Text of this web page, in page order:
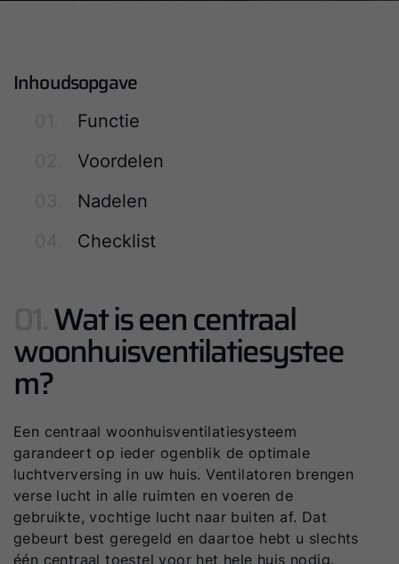
Inhoudsopgave
Functie
Voordelen
Nadelen
Checklist
Wat is een centraal
woonhuisventilatiesystee
m?
Een centraal woonhuisventilatiesysteem
garandeert op ieder ogenblik de optimale
luchtverversing in uw huis. Ventilatoren brengen
verse lucht in alle ruimten en voeren de
gebruikte, vochtige lucht naar buiten af. Dat
gebeurt best geregeld en daartoe hebt u slechts
één centraal toestel voor het hele huis nodig.